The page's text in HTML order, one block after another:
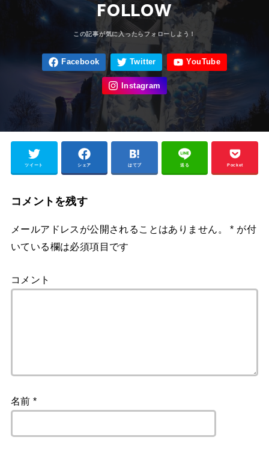
FOLLOW
ツイート シェア はてブ 送る Pocket
コメントを残す
メールアドレスが公開されることはありません。 * が付
いている欄は必須項目です
コメント
名前*